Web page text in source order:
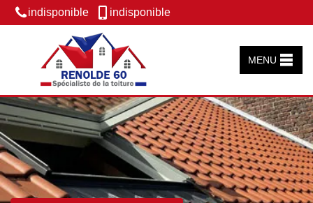
indisponible indisponible
MENU